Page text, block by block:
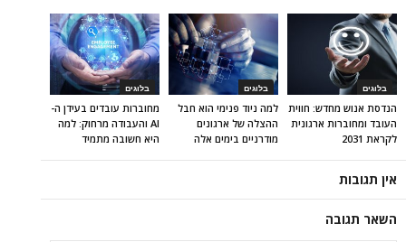
בלוגים
מחוברות עובדים בעידן ה-
AI והעבודה מרחוק: למה
היא חשובה מתמיד
בלוגים
למה ניוד פנימי הוא חבל
ההצלה של ארגונים
מודרניים בימים אלה
בלוגים
הנדסת אנוש מחדש: חווית
העובד ומחוברות ארגונית
לקראת 2031
אין תגובות
השאר תגובה